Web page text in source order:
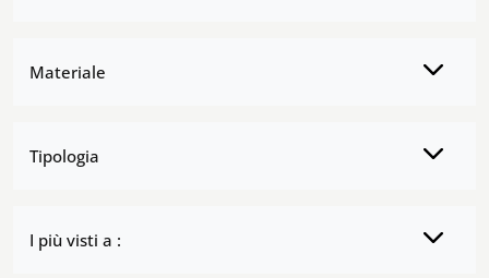
Materiale
Tipologia
I più visti a :